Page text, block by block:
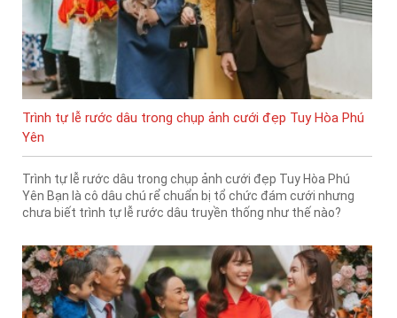
Trình tự lễ rước dâu trong chụp ảnh cưới đẹp Tuy Hòa Phú
Yên
Trình tự lễ rước dâu trong chụp ảnh cưới đẹp Tuy Hòa Phú
Yên Bạn là cô dâu chú rể chuẩn bị tổ chức đám cưới nhưng
chưa biết trình tự lễ rước dâu truyền thống như thế nào?